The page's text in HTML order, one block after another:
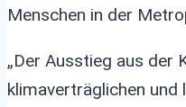
Menschen in der
„Der Ausstieg aus der
klimaverträglichen